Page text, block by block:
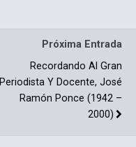
Próxima Entrada
Recordando Al Gran
Periodista Y Docente, José
Ramón Ponce (1942 –
2000)